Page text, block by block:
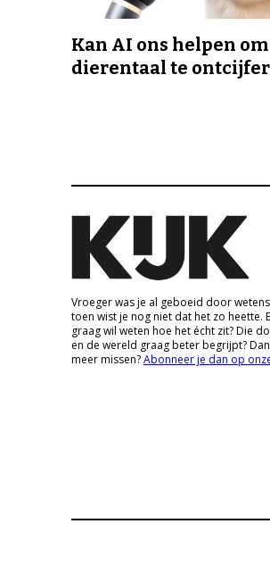
Kan AI ons helpen om
dierentaal te
Vroeger was je al geboeid door
toen wist je nog niet dat het zo heette.
graag wil weten hoe het écht zit? Die
en de wereld graag beter begrijpt? Dan
meer missen?Abonneer je dan op